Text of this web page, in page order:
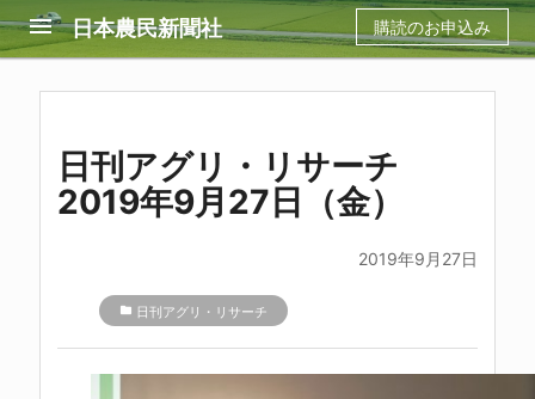
menu 日本農民新聞社 購読のお申込み
日刊アグリ・リサーチ
2019年9月27日（金）
2019年9月27日
folder 日刊アグリ・リサーチ